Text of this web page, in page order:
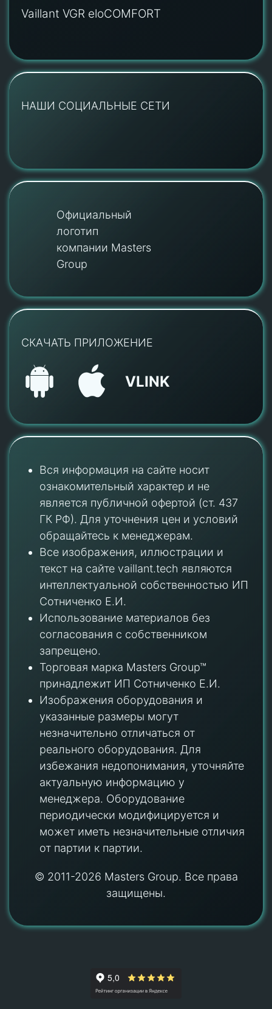
Vaillant VGR eloCOMFORT
НАШИ СОЦИАЛЬНЫЕ СЕТИ
Официальный
логотип
компании Masters
Group
СКАЧАТЬ ПРИЛОЖЕНИЕ
VLINK
Вся информация на сайте носит
ознакомительный характер и не
является публичной офертой (ст. 437
ГК РФ). Для уточнения цен и условий
обращайтесь к менеджерам.
Все изображения, иллюстрации и
текст на сайте vaillant.tech являются
интеллектуальной собственностью ИП
Сотниченко Е.И.
Использование материалов без
согласования с собственником
запрещено.
Торговая марка Masters Group™
принадлежит ИП Сотниченко Е.И.
Изображения оборудования и
указанные размеры могут
незначительно отличаться от
реального оборудования. Для
избежания недопонимания, уточняйте
актуальную информацию у
менеджера. Оборудование
периодически модифицируется и
может иметь незначительные отличия
от партии к партии.
© 2011-2026 Masters Group. Все права
защищены.